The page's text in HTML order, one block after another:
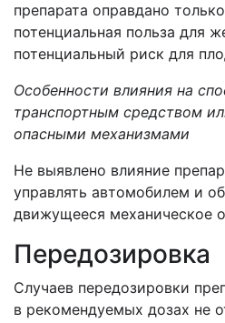
препарата оправдано
потенциальная польза для
потенциальный риск для
Особенности влияния на
транспортным средством
опасными механизмами
Не выявлено влияние
управлять автомобилем и
движущееся механическое
Передозировка
Случаев передозировки
в рекомендуемых дозах не